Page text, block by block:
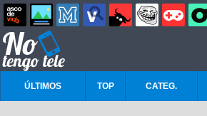
ÚLTIMOS TOP CATEG.